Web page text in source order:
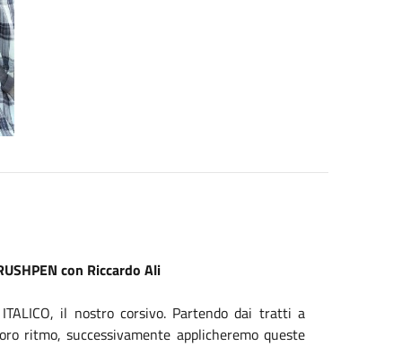
con Riccardo Ali
il nostro corsivo. Partendo dai tratti a
ritmo, successivamente applicheremo queste